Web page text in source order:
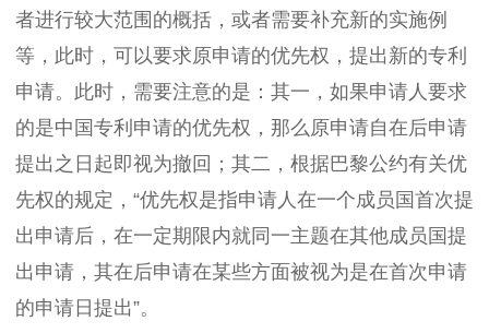
者进行较大范围的概括，或者需要补充新的实施例
等，此时，可以要求原申请的优先权，提出新的专利
申请。此时，需要注意的是：其一，如果申请人要求
的是中国专利申请的优先权，那么原申请自在后申请
提出之日起即视为撤回；其二，根据巴黎公约有关优
先权的规定，“优先权是指申请人在一个成员国首次提
出申请后，在一定期限内就同一主题在其他成员国提
出申请，其在后申请在某些方面被视为是在首次申请
的申请日提出”。